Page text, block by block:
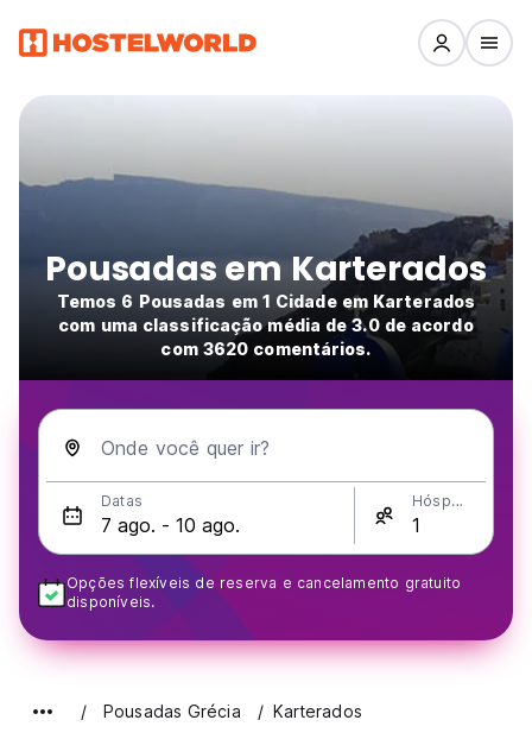
Pousadas em Karterados
Temos 6 Pousadas em 1 Cidade em Karterados
com uma classificação média de 3.0 de acordo
com 3620 comentários.
Onde você quer ir?
Datas Hóspedes
Opções flexíveis de reserva e cancelamento gratuito
disponíveis.
Pousadas Grécia Karterados